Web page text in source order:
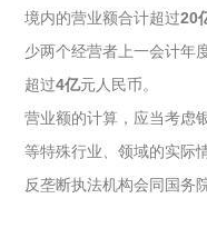
境内的营业额合计超过20
少两个经营者上一会计年
超过4亿元人民币。
营业额的计算，应当考虑
等特殊行业、领域的实际
反垄断执法机构会同国务